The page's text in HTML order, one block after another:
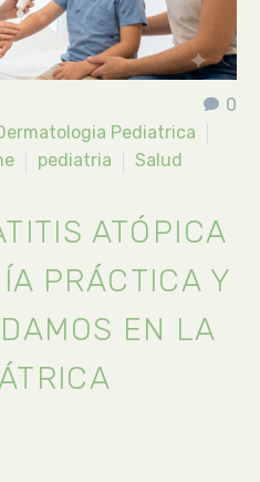
0
Pediatrica
pediatria Salud
ATÓPICA
PRÁCTICA Y
EN LA